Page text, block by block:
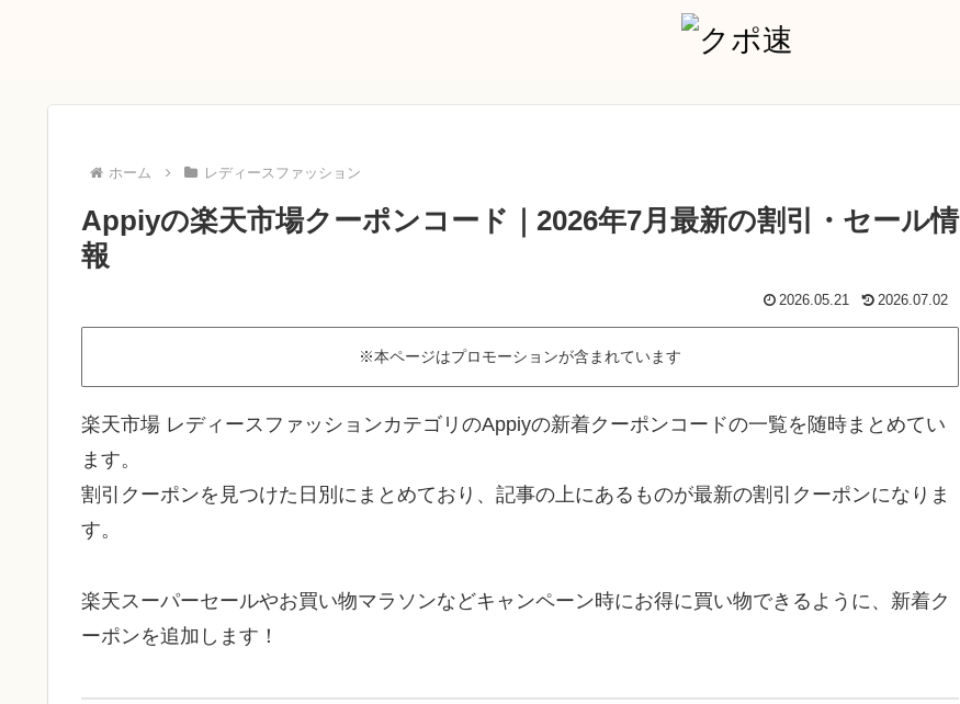
ホーム レディースファッション
Appiyの楽天市場クーポンコード｜2026年7月最新の割引・セール情
報
2026.05.21 2026.07.02
※本ページはプロモーションが含まれています
楽天市場 レディースファッションカテゴリのAppiyの新着クーポンコードの一覧を随時まとめてい
ます。
割引クーポンを見つけた日別にまとめており、記事の上にあるものが最新の割引クーポンになりま
す。
楽天スーパーセールやお買い物マラソンなどキャンペーン時にお得に買い物できるように、新着ク
ーポンを追加します！